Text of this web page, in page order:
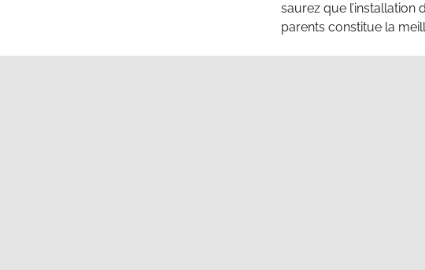
saurez que l’installation
parents constitue la